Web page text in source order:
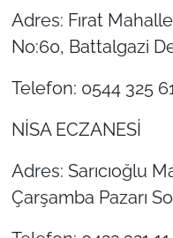
Adres: Fırat
No:60, Battalgazi
Telefon: 0544 325
NİSA ECZANESİ
Adres: Sarıcıoğlu
Çarşamba Pazarı